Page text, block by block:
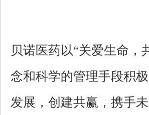
贝诺医药以“关爱生命，
念和科学的管理手段积
发展，创建共赢，携手未